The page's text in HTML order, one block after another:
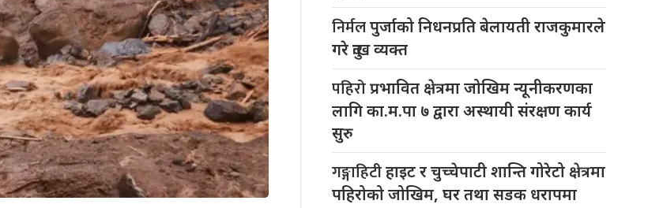
निर्मलपुर्जाको निधनप्रति बेलायती राजकुमारले
गरे दुःख व्यक्त
पहिरोप्रभावित क्षेत्रमा जोखिम न्यूनीकरणका
लागि का.म.पा ७ द्वारा अस्थायी संरक्षण कार्य
सुरु
गङ्गाहिटीहाइट र चुच्चेपाटी शान्ति गोरेटो क्षेत्रमा
पहिरोको जोखिम, घर तथा सडक धरापमा